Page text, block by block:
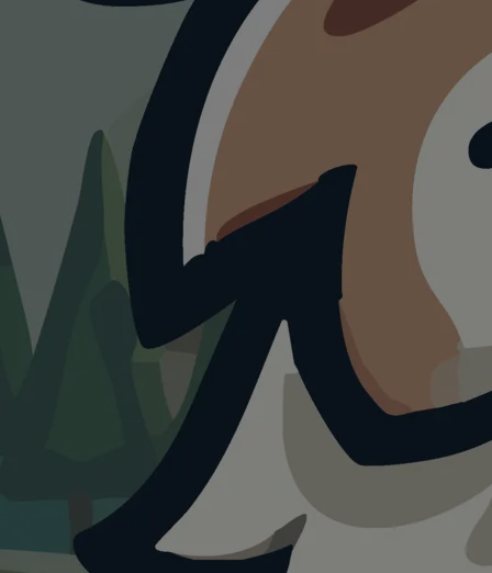
HUNDESTRAND
Hundestrand in
Friedrichshafen
Heute ist ein guter Tagfür
Hundestrand in Friedrichshafen.